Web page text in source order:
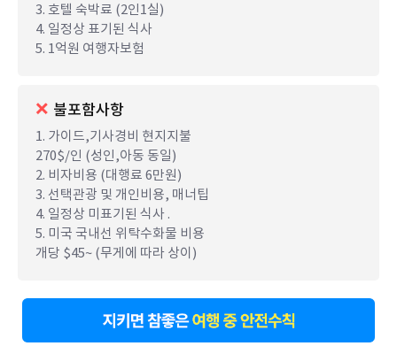
3. 호텔 숙박료 (2인1실)
4. 일정상 표기된 식사
5. 1억원 여행자보험
불포함사항
1. 가이드,기사경비 현지지불
270$/인 (성인,아동 동일)
2. 비자비용 (대행료 6만원)
3. 선택관광 및 개인비용, 매너팁
4. 일정상 미표기된 식사 .
5. 미국 국내선 위탁수화물 비용
개당 $45~ (무게에 따라 상이)